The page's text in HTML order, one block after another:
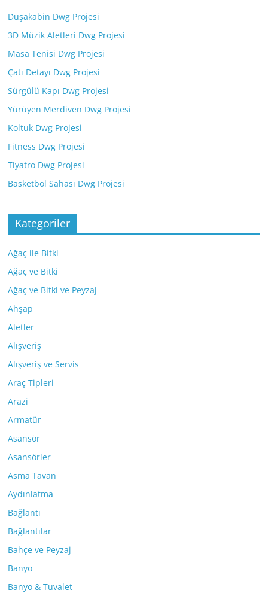
Duşakabin Dwg Projesi
3D Müzik Aletleri Dwg Projesi
Masa Tenisi Dwg Projesi
Çatı Detayı Dwg Projesi
Sürgülü Kapı Dwg Projesi
Yürüyen Merdiven Dwg Projesi
Koltuk Dwg Projesi
Fitness Dwg Projesi
Tiyatro Dwg Projesi
Basketbol Sahası Dwg Projesi
Kategoriler
Ağaç ile Bitki
Ağaç ve Bitki
Ağaç ve Bitki ve Peyzaj
Ahşap
Aletler
Alışveriş
Alışveriş ve Servis
Araç Tipleri
Arazi
Armatür
Asansör
Asansörler
Asma Tavan
Aydınlatma
Bağlantı
Bağlantılar
Bahçe ve Peyzaj
Banyo
Banyo & Tuvalet